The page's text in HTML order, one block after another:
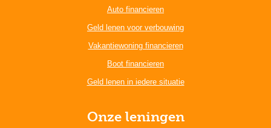
Auto financieren
Geld lenen voor verbouwing
Vakantiewoning financieren
Boot financieren
Geld lenen in iedere situatie
Onze leningen